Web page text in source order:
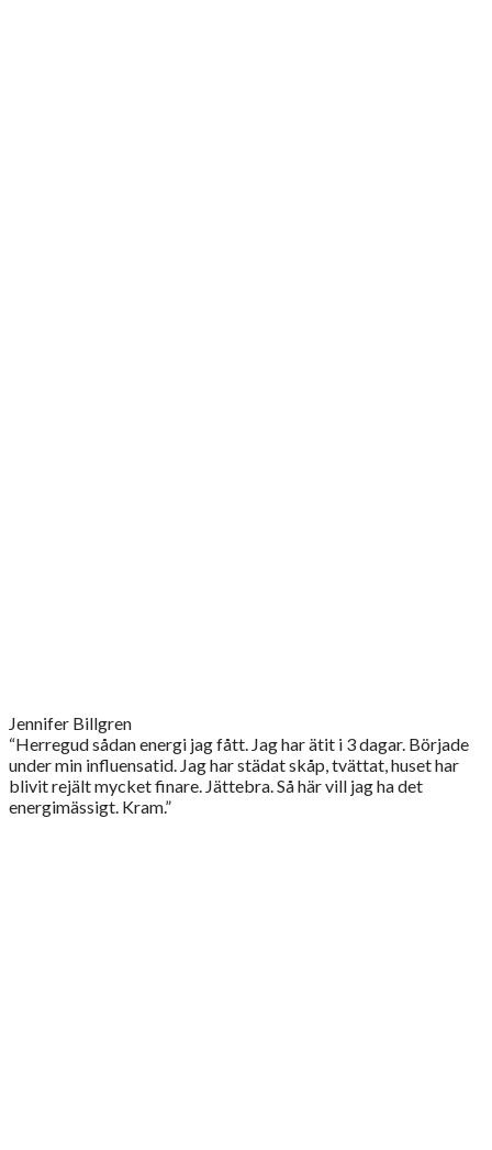
Jennifer Billgren
“Herregud sådan energi jag fått. Jag har ätit i 3 dagar. Började
under min influensatid. Jag har städat skåp, tvättat, huset har
blivit rejält mycket finare. Jättebra. Så här vill jag ha det
energimässigt. Kram.”